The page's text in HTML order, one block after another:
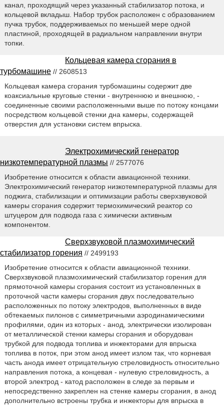
канал, проходящий через указанный стабилизатор потока, и
кольцевой вкладыш. Набор трубок расположен с образованием
пучка трубок, поддерживаемых по меньшей мере одной
пластиной, проходящей в радиальном направлении внутри
топки.
Кольцевая камера сгорания в
турбомашине // 2608513
Кольцевая камера сгорания турбомашины содержит две
коаксиальные круговые стенки - внутреннюю и внешнюю, -
соединенные своими расположенными выше по потоку концами
посредством кольцевой стенки дна камеры, содержащей
отверстия для установки систем впрыска.
Электрохимический генератор
низкотемпературной плазмы // 2577076
Изобретение относится к области авиационной техники.
Электрохимический генератор низкотемпературной плазмы для
поджига, стабилизации и оптимизации работы сверхзвуковой
камеры сгорания содержит термохимический реактор со
штуцером для подвода газа с химически активным
компонентом.
Сверхзвуковой плазмохимический
стабилизатор горения // 2499193
Изобретение относится к области авиационной техники.
Сверхзвуковой плазмохимический стабилизатор горения для
прямоточной камеры сгорания состоит из установленных в
проточной части камеры сгорания двух последовательно
расположенных по потоку электродов, выполненных в виде
обтекаемых пилонов с симметричными аэродинамическими
профилями, один из которых - анод, электрически изолирован
от металлической стенки камеры сгорания и оборудован
трубкой для подвода топлива и инжекторами для впрыска
топлива в поток, при этом анод имеет излом так, что корневая
часть анода имеет отрицательную стреловидность относительно
направления потока, а концевая - нулевую стреловидность, а
второй электрод - катод расположен в следе за первым и
непосредственно закреплен на стенке камеры сгорания, в анод
дополнительно встроены трубка и инжекторы для впрыска в